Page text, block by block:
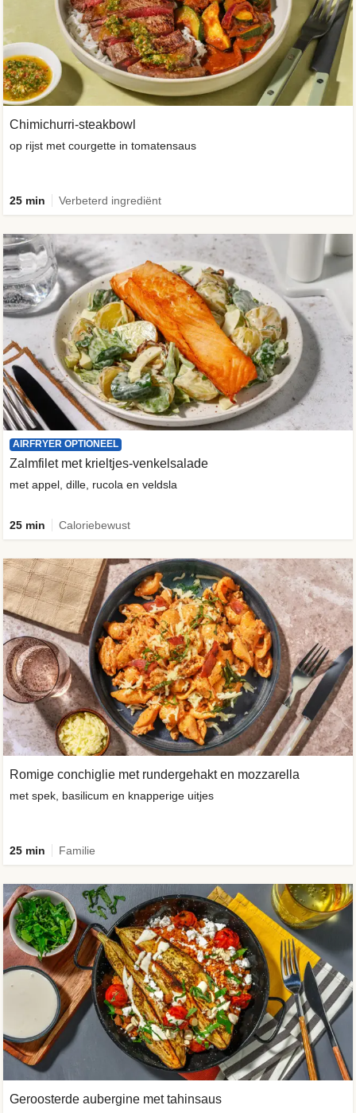
Chimichurri-steakbowl
op rijst met courgette in tomatensaus
25 min Verbeterd ingrediënt
AIRFRYER OPTIONEEL
Zalmfilet met krieltjes-venkelsalade
met appel, dille, rucola en veldsla
25 min Caloriebewust
Romige conchiglie met rundergehakt en mozzarella
met spek, basilicum en knapperige uitjes
25 min Familie
Geroosterde aubergine met tahinsaus